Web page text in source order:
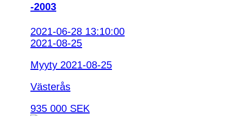
-2003
2021-06-28 13:10:00
2021-08-25
Myyty 2021-08-25
Västerås
935 000 SEK